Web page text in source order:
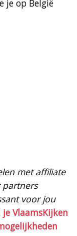
je op België
met affiliate
partners
voor jou
je VlaamsKijken